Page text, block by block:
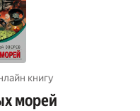
книгу
морей